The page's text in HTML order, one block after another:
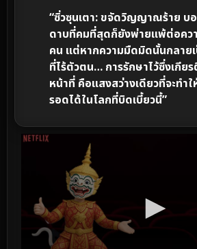
“ซิ่วซุนเตา: ขจัดวิญญาณร้าย บอ
ดาบที่คมที่สุดก็ยังพ่ายแพ้ต่อคว
คน แต่หากความมืดมิดนั้นกลาย
ที่ไร้ตัวตน… การรักษาไว้ซึ่งเกีย
หน้าที่ คือแสงสว่างเดียวที่จะทำใ
รอดได้ในโลกที่บิดเบี้ยวนี้”